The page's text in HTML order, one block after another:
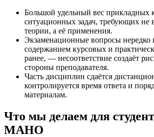
Большой удельный вес прикладных
ситуационных задач, требующих не
теории, а её применения.
Экзаменационные вопросы нередко
содержанием курсовых и
ранее, — несоответствие создаёт
стороны преподавателя.
Часть дисциплин сдаётся
контролируется время ответа и
материалам.
Что мы делаем для
МАНО